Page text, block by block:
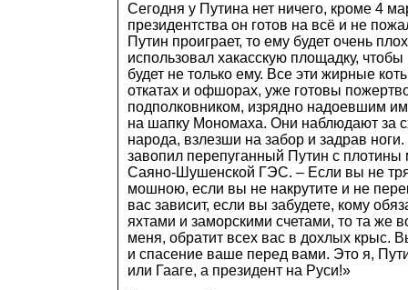
Сегодня у Путина нет ничего, кроме 4
президентства он готов на всё и не
Путин проиграет, то ему будет очень
использовал хакасскую площадку, чтобы
будет не только ему. Все эти жирные
откатах и офшорах, уже готовы
подполковником, изрядно надоевшим
на шапку Мономаха. Они наблюдают за
народа, взлезши на забор и задрав
завопил перепуганный Путин с плотины
Саяно-Шушенской ГЭС. – Если вы не
мошною, если вы не накрутите и не
вас зависит, если вы забудете, кому
яхтами и заморскими счетами, то та же
меня, обратит всех вас в дохлых крыс.
и спасение ваше перед вами. Это я,
или Гааге, а президент на Руси!»